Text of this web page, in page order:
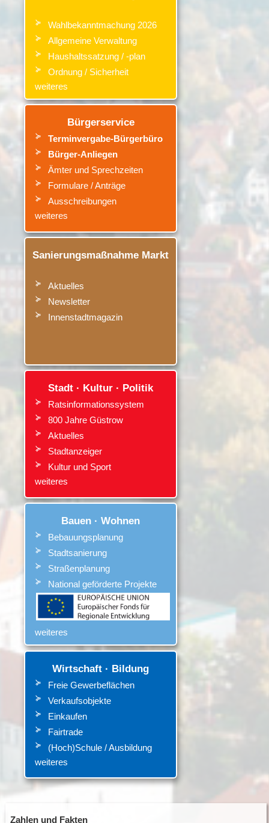
Wahlbekanntmachung 2026
Allgemeine Verwaltung
Haushaltssatzung / -plan
Ordnung / Sicherheit
weiteres
Bürgerservice
Terminvergabe-Bürgerbüro
Bürger-Anliegen
Ämter und Sprechzeiten
Formulare / Anträge
Ausschreibungen
weiteres
Sanierungsmaßnahme Markt
Aktuelles
Newsletter
Innenstadtmagazin
Stadt · Kultur · Politik
Ratsinformationssystem
800 Jahre Güstrow
Aktuelles
Stadtanzeiger
Kultur und Sport
weiteres
Bauen · Wohnen
Bebauungsplanung
Stadtsanierung
Straßenplanung
National geförderte Projekte
weiteres
Wirtschaft · Bildung
Freie Gewerbeflächen
Verkaufsobjekte
Einkaufen
Fairtrade
(Hoch)Schule / Ausbildung
weiteres
Zahlen und Fakten